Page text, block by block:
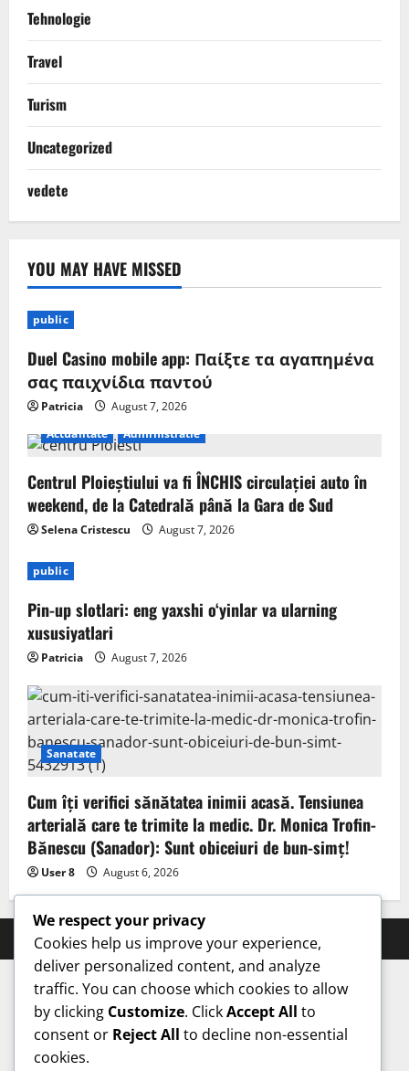
Tehnologie
Travel
Turism
Uncategorized
vedete
YOU MAY HAVE MISSED
public
Duel Casino mobile app: Παίξτε τα αγαπημένα
σας παιχνίδια παντού
Patricia
August 7, 2026
Actualitate
Administratie
Centrul Ploieștiului va fi ÎNCHIS circulației auto în
weekend, de la Catedrală până la Gara de Sud
Selena Cristescu August 7, 2026
public
Pin-up slotlari: eng yaxshi o‘yinlar va ularning
xususiyatlari
Patricia August 7, 2026
Sanatate
Cum îți verifici sănătatea inimii acasă. Tensiunea
arterială care te trimite la medic. Dr. Monica Trofin-
Bănescu (Sanador): Sunt obiceiuri de bun-simț!
User 8 August 6, 2026
Prahova Express © All rights reserved.
We respect your privacy
Cookies help us improve your experience,
deliver personalized content, and analyze
traffic. You can choose which cookies to allow
by clicking Customize. ClickAccept All to
consent or Reject All to decline non-essential
cookies.